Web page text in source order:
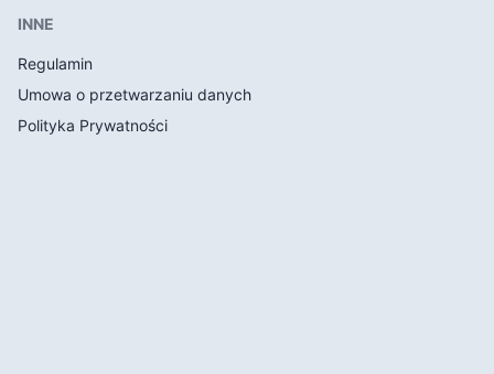
INNE
Regulamin
Umowa o przetwarzaniu danych
Polityka Prywatności